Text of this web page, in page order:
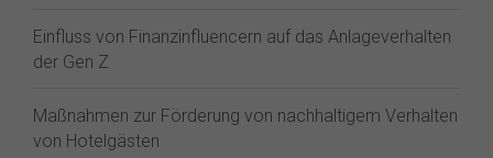
Einfluss von Finanzinfluencern auf das Anlageverhalten
der Gen Z⁠
Maßnahmen zur Förderung von nachhaltigem Verhalten
von Hotelgästen